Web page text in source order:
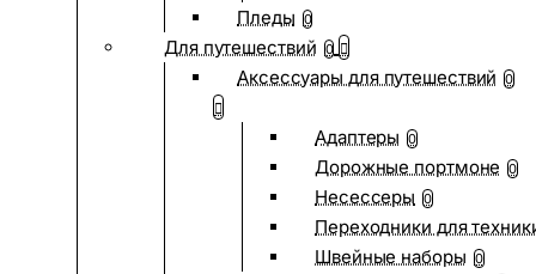
Пледы 0
Для путешествий 0
Аксессуары для путешествий 0
Адаптеры 0
Дорожные портмоне 0
Несессеры 0
Переходники для
Швейные наборы 0